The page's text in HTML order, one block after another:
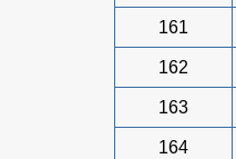
161
162
163
164